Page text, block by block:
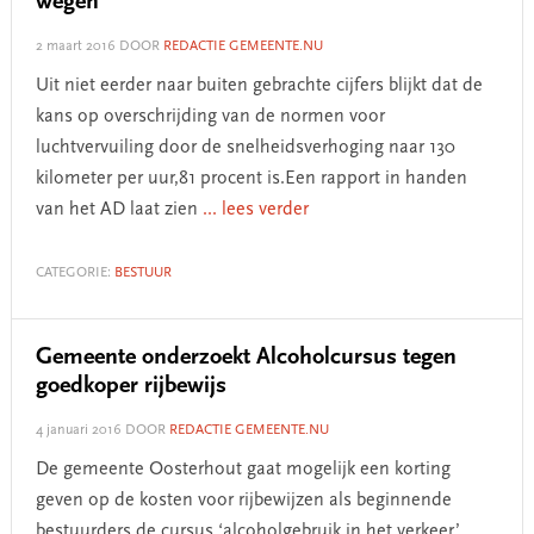
2 maart 2016 DOOR REDACTIE GEMEENTE.NU
Uit niet eerder naar buiten gebrachte cijfers blijkt dat de
kans op overschrijding van de normen voor
luchtvervuiling door de snelheidsverhoging naar 130
kilometer per uur,81 procent is.Een rapport in handen
van het AD laat zien ... lees verder
CATEGORIE: BESTUUR
Gemeente onderzoekt Alcoholcursus tegen
goedkoper rijbewijs
4 januari 2016 DOOR REDACTIE GEMEENTE.NU
De gemeente Oosterhout gaat mogelijk een korting
geven op de kosten voor rijbewijzen als beginnende